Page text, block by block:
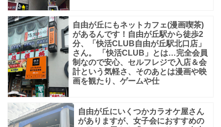
自
由
が
丘
店』
『カ
ラ
オ
自由が丘にもネットカフェ(漫画喫茶)
があるんです！自由が丘駅から徒歩2
分、「快活CLUB自由が丘駅北口店」
さん。 「快活CLUB」とは…完全会員
制なので安心、セルフレジで入店＆会
計という気軽さ、そのあとは漫画や映
画を観たり、ゲームや仕
自由が丘にいくつかカラオケ屋さん
がありますが、女子会におすすめの